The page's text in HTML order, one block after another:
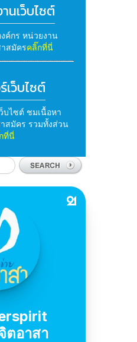
นเว็บไซต์
ค์กร หน่วยงาน
สมัครคลิ๊กที่นี่
เว็บไซต์
บไซต์ ชมเนื้อหา
สมัคร รวมทั้งส่วน
ที่นี่